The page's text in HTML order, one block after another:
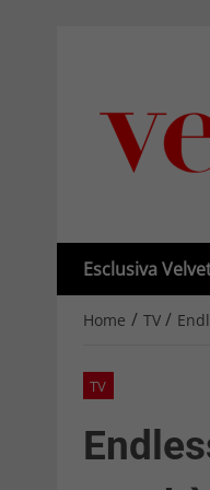
Esclusiva
Home / TV /
TV